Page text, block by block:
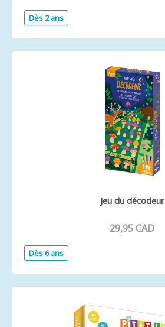
Dès 2 ans
Jeu du décodeur
29,95 CAD
Dès 6 ans